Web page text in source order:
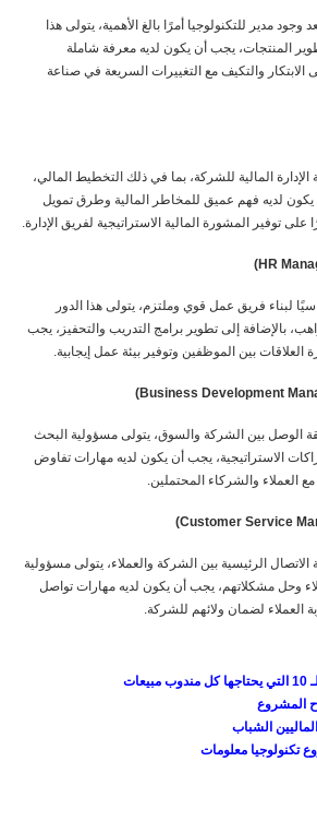
وجود مدير للتكنولوجيا أمرًا بالغ الأهمية، يتولى هذا
المنتجات، يجب أن يكون لديه معرفة شاملة
الابتكار والتكيف مع التغييرات السريعة في صناعة
الإدارة المالية للشركة، بما في ذلك التخطيط المالي،
يكون لديه فهم عميق للمخاطر المالية وطرق تمويل
توفير المشورة المالية الاستراتيجية لفريق الإدارة.
لبناء فريق عمل قوي وملتزم، يتولى هذا الدور
بالإضافة إلى تطوير برامج التدريب والتحفيز، يجب
العلاقات بين الموظفين وتوفير بيئة عمل إيجابية.
الوصل بين الشركة والسوق، يتولى مسؤولية البحث
الاستراتيجية، يجب أن يكون لديه مهارات تفاوض
العملاء والشركاء المحتملين.
الاتصال الرئيسية بين الشركة والعملاء، يتولى مسؤولية
وحل مشكلاتهم، يجب أن يكون لديه مهارات تواصل
العملاء لضمان ولائهم للشركة.
الشباب